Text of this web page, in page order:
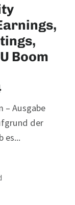
Boom
– Ausgabe
der
es...